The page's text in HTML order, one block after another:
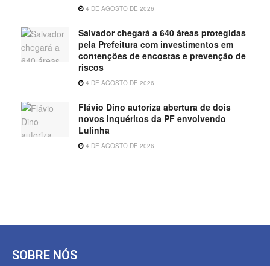
4 DE AGOSTO DE 2026
Salvador chegará a 640 áreas protegidas
pela Prefeitura com investimentos em
contenções de encostas e prevenção de
riscos
4 DE AGOSTO DE 2026
Flávio Dino autoriza abertura de dois
novos inquéritos da PF envolvendo
Lulinha
4 DE AGOSTO DE 2026
SOBRE NÓS